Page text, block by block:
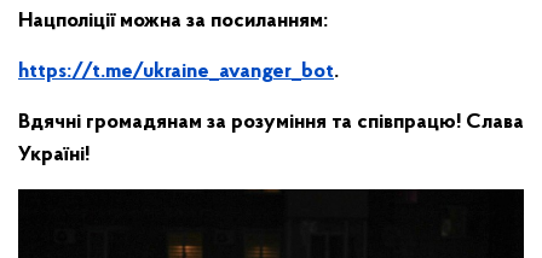
Нацполіції можна за посиланням:
https://t.me/ukraine_avanger_bot.
Вдячні громадянам за розуміння та співпрацю! Слава
Україні!